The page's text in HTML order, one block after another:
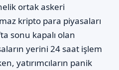
ortak askeri
kripto para piyasaları
sonu kapalı olan
yerini 24 saat işlem
yatırımcıların panik